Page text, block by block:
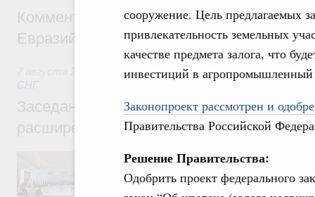
сооружение. Цель предлагаемых
привлекательность земельных
качестве предмета залога, что
инвестиций в агропромышленный
Законопроект рассмотрен и
Правительства Российской
Решение Правительства:
Одобрить проект федерального
Комментарий Алексея Оверчука по
Евразийского межправительственного
Евразийский экономический союз.
СНГ
Заседание Евразийского
расширенном составе
В повестке заседания актуальные задачи
числе совершенствование кооперации в
регулирования и администрирования,
обеспечение продовольственной